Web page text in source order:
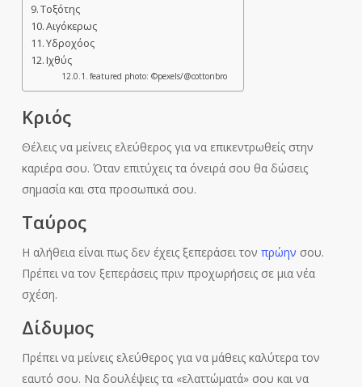
Τοξότης
Αιγόκερως
Υδροχόος
Ιχθύς
featured photo: ©pexels/@cottonbro
Κριός
Θέλεις να μείνεις ελεύθερος για να επικεντρωθείς στην
καριέρα σου. Όταν επιτύχεις τα όνειρά σου θα δώσεις
σημασία και στα προσωπικά σου.
Ταύρος
Η αλήθεια είναι πως δεν έχεις ξεπεράσει τον πρώην σου.
Πρέπει να τον ξεπεράσεις πριν προχωρήσεις σε μια νέα
σχέση.
Δίδυμος
Πρέπει να μείνεις ελεύθερος για να μάθεις καλύτερα τον
εαυτό σου. Να δουλέψεις τα «ελαττώματά» σου και να